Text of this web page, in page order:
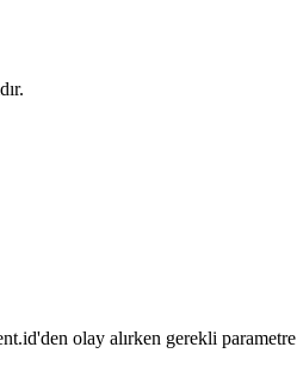
olay alırken gerekli parametre